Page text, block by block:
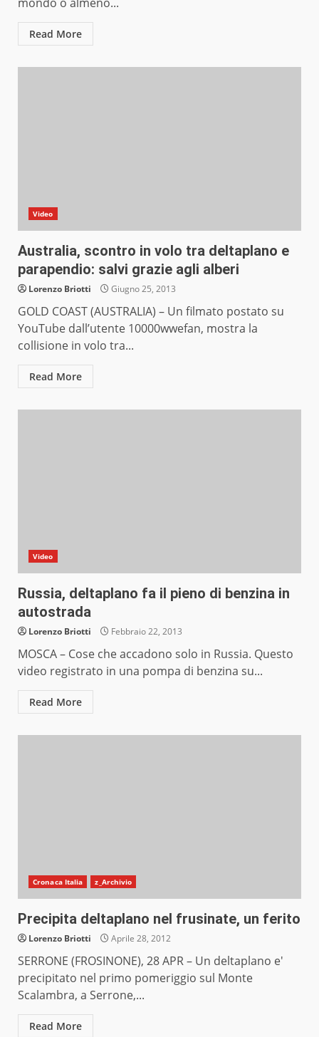
Read More
Video
Australia, scontro in volo tra deltaplano e
parapendio: salvi grazie agli alberi
Lorenzo Briotti Giugno 25, 2013
GOLD COAST (AUSTRALIA) – Un filmato postato su
YouTube dall’utente 10000wwefan, mostra la
collisione in volo tra...
Read More
Video
Russia, deltaplano fa il pieno di benzina in
autostrada
Lorenzo Briotti Febbraio 22, 2013
MOSCA – Cose che accadono solo in Russia. Questo
video registrato in una pompa di benzina su...
Read More
Cronaca Italia z_Archivio
Precipita deltaplano nel frusinate, un ferito
Lorenzo Briotti Aprile 28, 2012
SERRONE (FROSINONE), 28 APR – Un deltaplano e'
precipitato nel primo pomeriggio sul Monte
Scalambra, a Serrone,...
Read More